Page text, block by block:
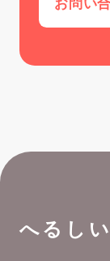
お問い
へるし